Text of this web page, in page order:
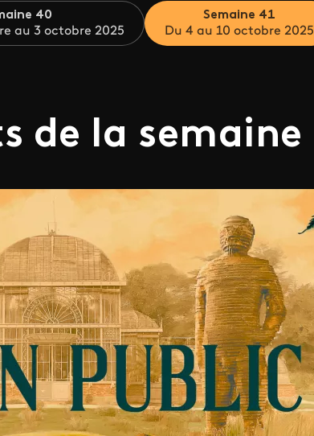
40
au 3 octobre 2025
Semaine 41
Du 4 au 10 octobre 2025
de la semaine